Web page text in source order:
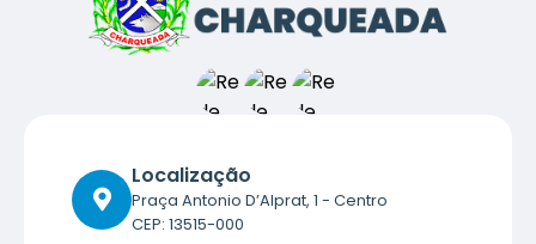
Localização
Praça Antonio D’Alprat, 1 - Centro
CEP: 13515-000